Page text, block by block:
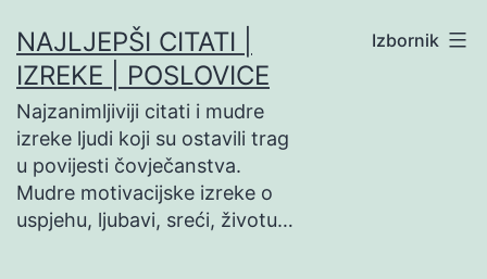
na
sadržaj
NAJLJEPŠI CITATI |
IZREKE | POSLOVICE
Najzanimljiviji citati i mudre
izreke ljudi koji su ostavili trag
u povijesti čovječanstva.
Mudre motivacijske izreke o
uspjehu, ljubavi, sreći, životu…
Izbornik